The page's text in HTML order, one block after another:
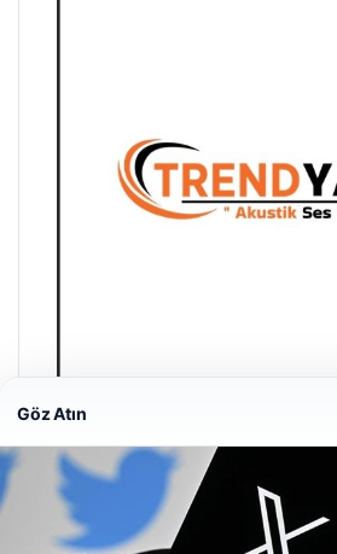
Trend Yapı Akustik
18/04/2026
Göz Atın